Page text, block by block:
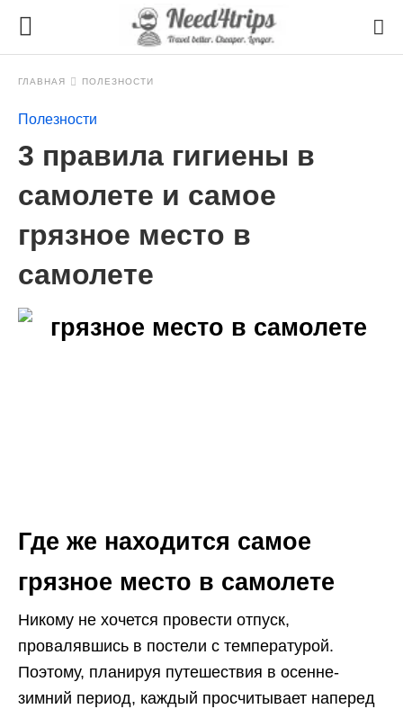
ГЛАВНАЯ ПОЛЕЗНОСТИ
Полезности
3 правила гигиены в
самолете и самое
грязное место в
самолете
Где же находится самое
грязное место в самолете
Никому не хочется провести отпуск,
провалявшись в постели с температурой.
Поэтому, планируя путешествия в осенне-
зимний период, каждый просчитывает наперед